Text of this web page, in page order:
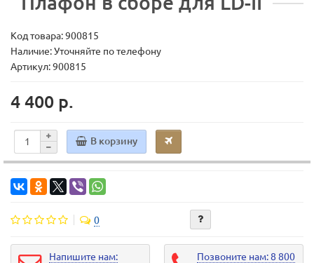
Код товара:900815
Наличие: Уточняйте по телефону
Артикул: 900815
4 400 р.
В корзину
0
Напишите нам:
Позвоните нам: 8 800